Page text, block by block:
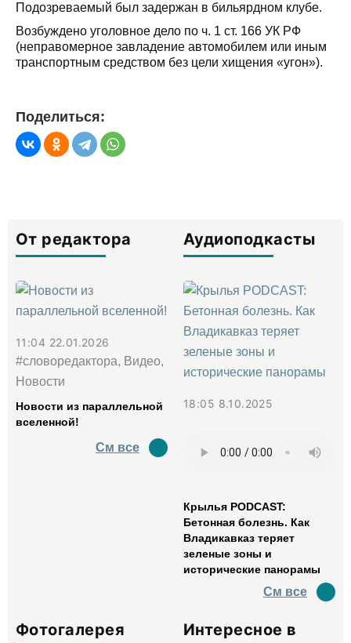
Подозреваемый был задержан в бильярдном клубе.
Возбуждено уголовное дело по ч. 1 ст. 166 УК РФ
(неправомерное завладение автомобилем или иным
транспортным средством без цели хищения «угон»).
Поделиться:
От редактора
11:04 22.01.2026
#словоредактора, Видео,
Новости
Новости из параллельной
вселенной!
См все
Аудиоподкасты
18:05 8.10.2025
Крылья PODCAST:
Бетонная болезнь. Как
Владикавказ теряет
зеленые зоны и
исторические панорамы
См все
Фотогалерея
Интересное в